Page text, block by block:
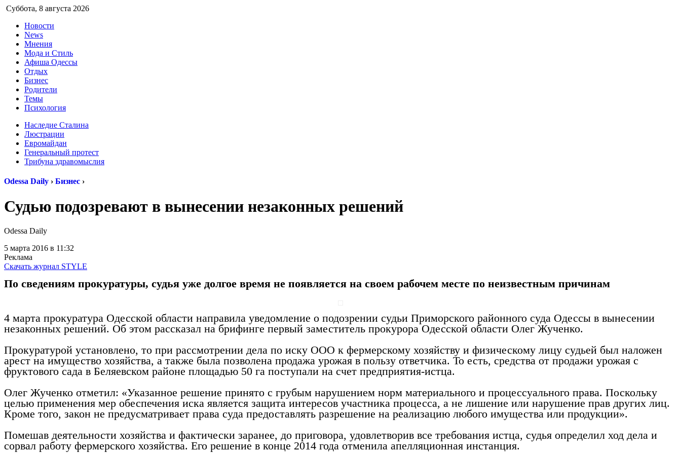
Суббота, 8 августа 2026
Новости
News
Мнения
Мода и Стиль
Афиша Одессы
Отдых
Бизнес
Родители
Темы
Психология
Наследие Сталина
Люстрации
Евромайдан
Генеральный протест
Трибуна здравомыслия
Odessa Daily › Бизнес ›
Судью подозревают в вынесении незаконных решений
Odessa Daily
5 марта 2016 в 11:32
Реклама
Скачать журнал STYLE
По сведениям прокуратуры, судья уже долгое время не появляется на своем рабочем месте по неизвестным причинам
4 марта прокуратура Одесской области направила уведомление о подозрении судьи Приморского районного суда Одессы в вынесении
Прокуратурой установлено, то при рассмотрении дела по иску ООО к фермерскому хозяйству и физическому лицу судьей был наложен
арест на имущество хозяйства, а также была позволена продажа урожая в пользу ответчика. То есть, средства от продажи урожая с
Олег Жученко отметил: «Указанное решение принято с грубым нарушением норм материального и процессуального права. Поскольку
целью применения мер обеспечения иска является защита интересов участника процесса, а не лишение или нарушение прав других лиц.
Помешав деятельности хозяйства и фактически заранее, до приговора, удовлетворив все требования истца, судья определил ход дела и